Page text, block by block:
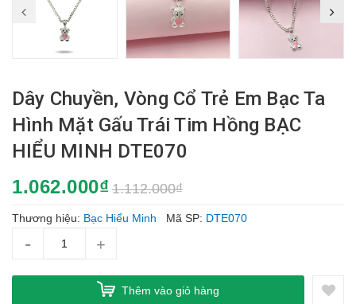
Dây Chuyền, Vòng Cổ Trẻ Em Bạc Ta
Hình Mặt Gấu Trái Tim Hồng BẠC
HIỂU MINH DTE070
1.062.000₫ 1.112.000₫
Thương hiệu: Bạc Hiểu Minh Mã SP: DTE070
- +
Thêm vào giỏ hàng